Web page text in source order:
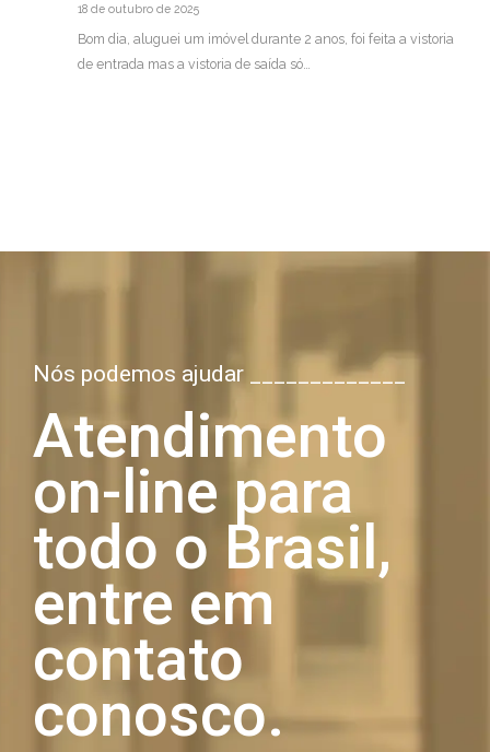
18 de outubro de 2025
Bom dia, aluguei um imóvel durante 2 anos, foi feita a vistoria
de entrada mas a vistoria de saída só…
Nós podemos ajudar _____________
Atendimento
on-line para
todo o Brasil,
entre em
contato
conosco.